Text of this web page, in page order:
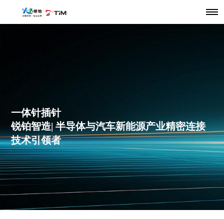
一体针插针
锐铂智造| 半导体与汽车新能源产业精密连接
技术引领者